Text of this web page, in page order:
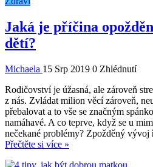
Jaká je příčina
dětí?
Michaela 15 Srp 2019 0 Zhlédnutí
Rodičovství je úžasná, ale zároveň
z nás. Zvládat milion věcí zároveň,
přebalovat a to vše se značným
namáhavé. A co teprve, když se u
nečekané problémy? Zpožděný
Přečtěte si více »